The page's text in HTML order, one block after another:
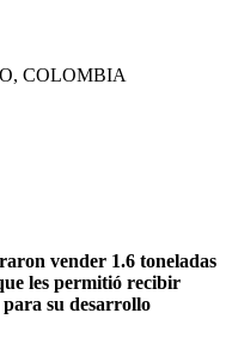
COLOMBIA
vender 1.6 toneladas
les permitió recibir
su desarrollo